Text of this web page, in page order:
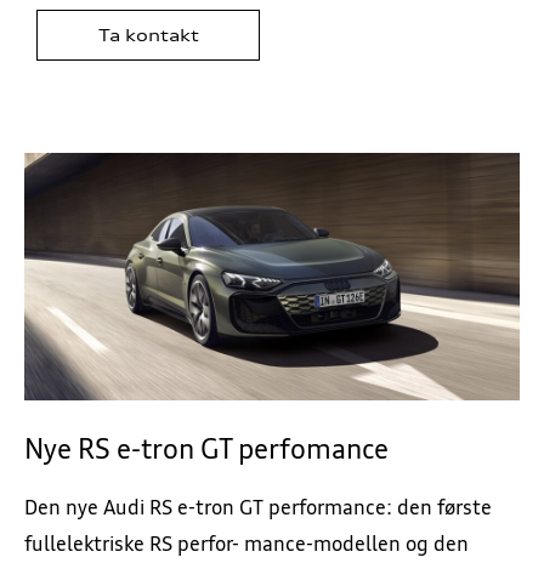
Ta kontakt
Nye RS e-tron GT perfomance
Den nye Audi RS e-tron GT performance: den første
fullelektriske RS perfor- mance-modellen og den